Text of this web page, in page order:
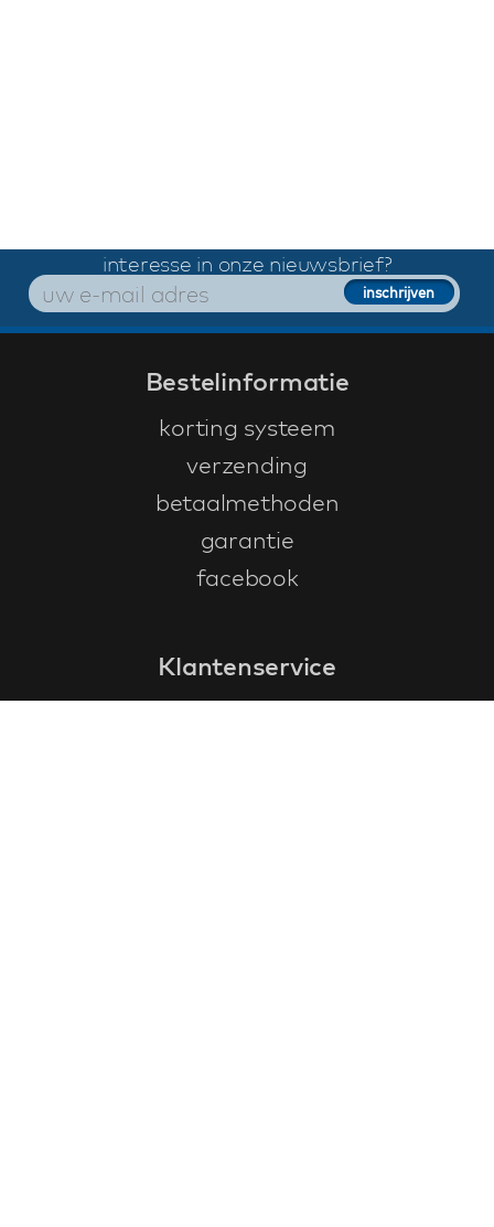
interesse in onze nieuwsbrief?
Bestelinformatie
korting systeem
verzending
betaalmethoden
garantie
facebook
Klantenservice